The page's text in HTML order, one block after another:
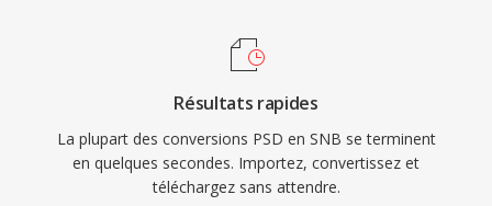
Résultats rapides
La plupart des conversions PSD en SNB se terminent
en quelques secondes. Importez, convertissez et
téléchargez sans attendre.